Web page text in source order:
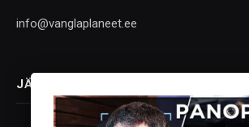
info@vanglaplaneet.ee
JÄLGI SOTSIAALMEEDIAS